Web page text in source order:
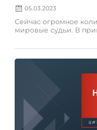
05.03.2023
Сейчас огромное
мировые судьи. В